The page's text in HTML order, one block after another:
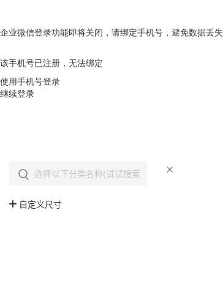
企业微信登录功能即将关闭，请绑定手机号，避免数据丢失
该手机号已注册，无法绑定
使用手机号登录
继续登录